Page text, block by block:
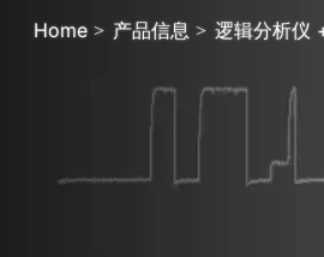
Home 产品信息 逻辑分析仪